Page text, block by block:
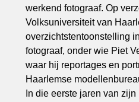
werkend fotograaf. Op
Volksuniversiteit van
overzichtstentoonstelling
fotograaf, onder wie Piet
waar hij reportages en
Haarlemse
In die eerste jaren van